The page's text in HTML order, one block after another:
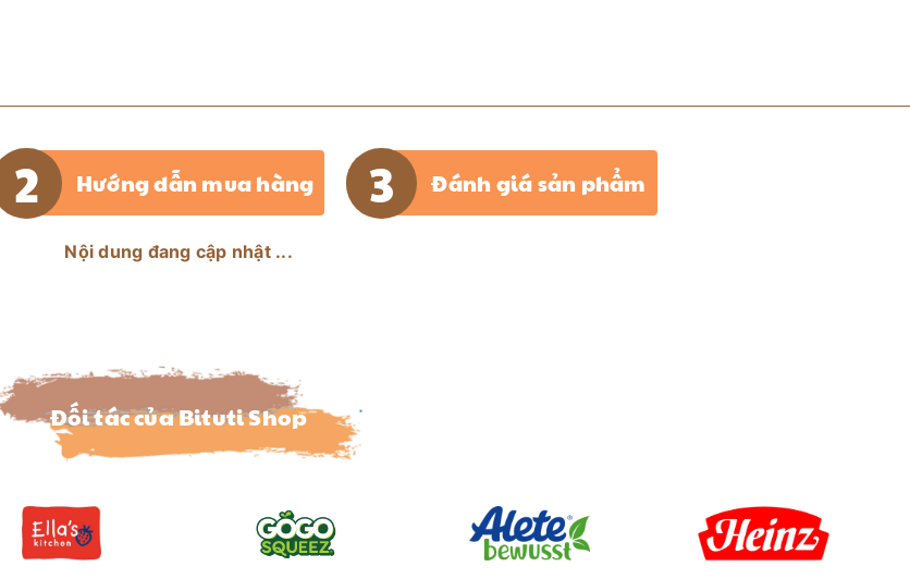
Hướng dẫn mua hàng Đánh giá sản phẩm
Nội dung đang cập nhật ...
Đối tác của Bituti Shop